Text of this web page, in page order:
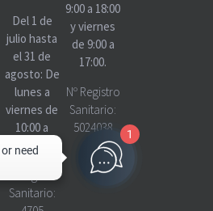
Del 1 de
julio hasta
el 31 de
agosto: De
lunes a
viernes de
10:00 a
18:00
Nº Registro
Sanitario:
9:00 a 18:00
y viernes
de 9:00 a
17:00.
Nº Registro
Sanitario:
5024038
1